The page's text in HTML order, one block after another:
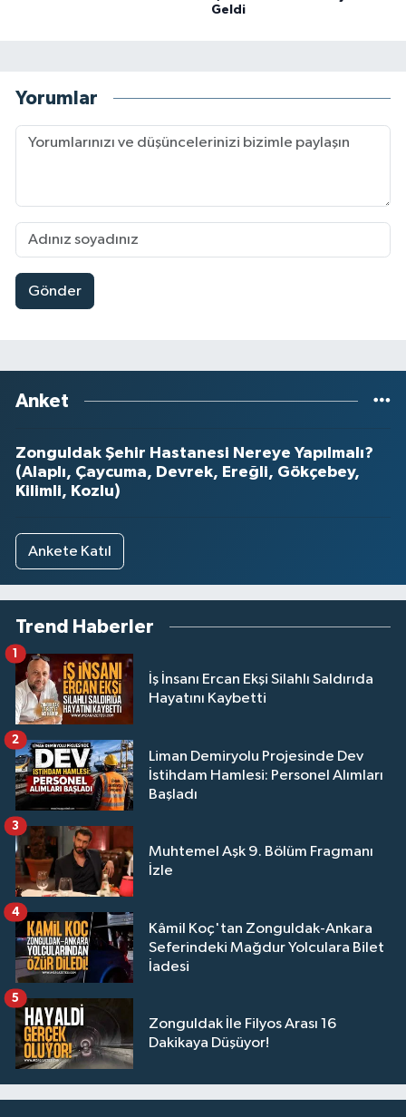
Geldi
Yorumlar
Gönder
Anket
Zonguldak Şehir Hastanesi Nereye Yapılmalı?
(Alaplı, Çaycuma, Devrek, Ereğli, Gökçebey,
Kilimli, Kozlu)
Ankete Katıl
Trend Haberler
İş İnsanı Ercan Ekşi Silahlı Saldırıda
Hayatını Kaybetti
1
Liman Demiryolu Projesinde Dev
İstihdam Hamlesi: Personel Alımları
Başladı
2
Muhtemel Aşk 9. Bölüm Fragmanı
İzle
3
Kâmil Koç'tan Zonguldak-Ankara
Seferindeki Mağdur Yolculara Bilet
İadesi
4
Zonguldak İle Filyos Arası 16
Dakikaya Düşüyor!
5